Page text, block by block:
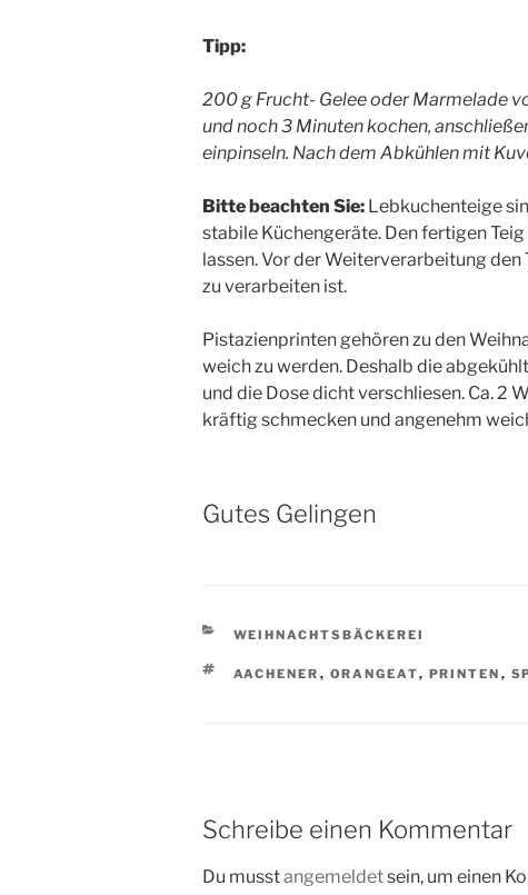
Tipp:
200 g Frucht- Gelee oder Marmelade
und noch 3 Minuten kochen,
einpinseln. Nach dem Abkühlen mit
Bitte beachten Sie: Lebkuchenteige
stabile Küchengeräte. Den fertigen
lassen. Vor der Weiterverarbeitung
zu verarbeiten ist.
Pistazienprinten gehören zu den
weich zu werden. Deshalb die
und die Dose dicht verschliesen. Ca. 2
kräftig schmecken und angenehm
Gutes Gelingen
KATEGORIEN
WEIHNACHTSBÄCKEREI
SCHLAGWÖRTER
AACHENER , ORANGEAT, PRINTEN ,
Schreibe einen Kommentar
Du musstangemeldetsein, um einen